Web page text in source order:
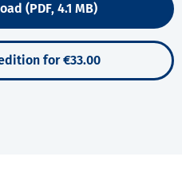
(PDF, 4.1 MB)
for €33.00